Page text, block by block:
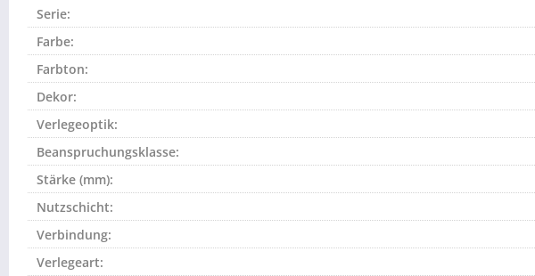
Serie:
Farbe:
Farbton:
Dekor:
Verlegeoptik:
Beanspruchungsklasse:
Stärke (mm):
Nutzschicht:
Verbindung:
Verlegeart: